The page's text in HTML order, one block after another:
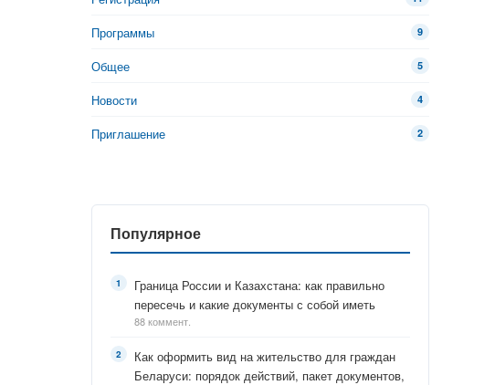
Программы 9
Общее 5
Новости 4
Приглашение 2
Популярное
Граница России и Казахстана: как правильно
пересечь и какие документы с собой иметь
88 коммент.
Как оформить вид на жительство для граждан
Беларуси: порядок действий, пакет документов,